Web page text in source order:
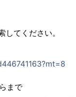
してください。
まで